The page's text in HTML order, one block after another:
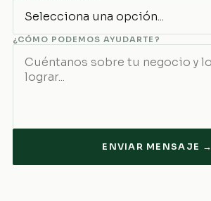
¿CÓMO PODEMOS AYUDARTE?
ENVIAR MENSAJE →